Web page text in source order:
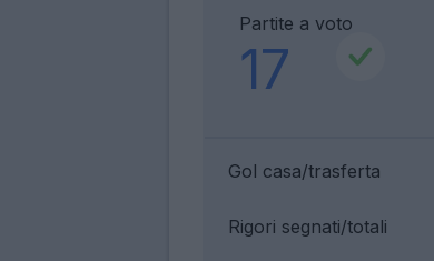
Partite a voto
17
Gol casa/trasferta
Rigori segnati/totali